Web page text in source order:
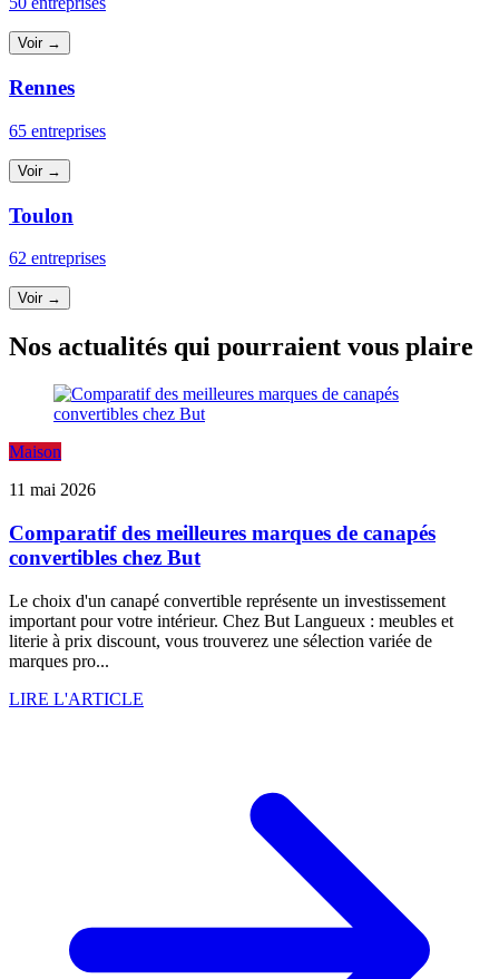
Voir →
Rennes
65 entreprises
Voir →
Toulon
62 entreprises
Voir →
Nos actualités qui pourraient vous plaire
Maison
11 mai 2026
Comparatif des meilleures marques de canapés
convertibles chez But
Le choix d'un canapé convertible représente un investissement
important pour votre intérieur. Chez But Langueux : meubles et
literie à prix discount, vous trouverez une sélection variée de
marques pro...
LIRE L'ARTICLE